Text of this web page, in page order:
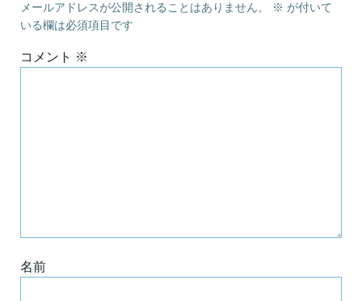
メールアドレスが公開されることはありません。 ※ が付いて
いる欄は必須項目です
コメント ※
名前